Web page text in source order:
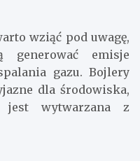
wziąć pod uwagę,
generować emisje
gazu. Bojlery
dla środowiska,
jest wytwarzana z